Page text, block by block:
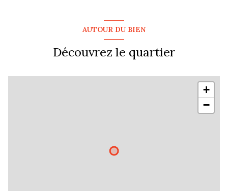
AUTOUR DU BIEN
Découvrez le quartier
+
−